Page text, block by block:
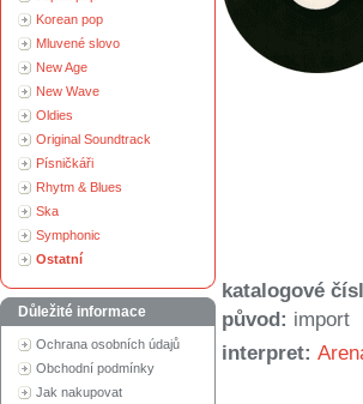
Korean pop
Mluvené slovo
New Age
New Wave
Oldies
Original Soundtrack
Písničkáři
Rhytm & Blues
Ska
Symphonic
Ostatní
Důležité informace
Ochrana osobních údajů
Obchodní podmínky
Jak nakupovat
katalogové
původ: import
interpret: